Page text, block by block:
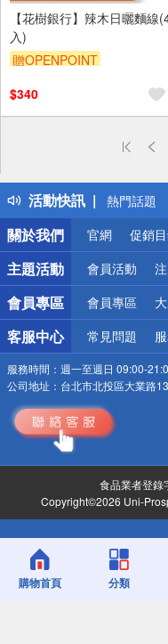
【花樹銀行】辣木日曬麵線
入)
贈OPENPOINT
$340
活動快訊
偏遠地區
得獎公告
熱門話題
銀行優惠
偏遠地區
詐騙網頁
關於我們
官網 促銷
主題活動 會員活動
會員專區 會員專區
客服中心 常見問題
服務時間： 週一至週日 09:00-
公司地址： 台北市北投區大業路
食品業者登
Copyright©2026 Uni-
購物首頁 分類